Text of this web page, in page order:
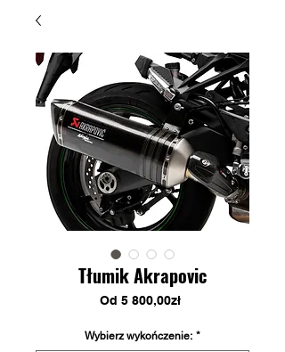
Tłumik Akrapovic
Od 5 800,00złCena
Wybierz wykończenie: *